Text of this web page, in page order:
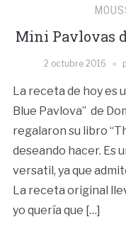
Mini Pavlovas
2 octubre 2016
La receta de hoy es
Blue Pavlova” de
regalaron su libro
deseando hacer. Es
versatil, ya que
La receta original
yo quería que […]